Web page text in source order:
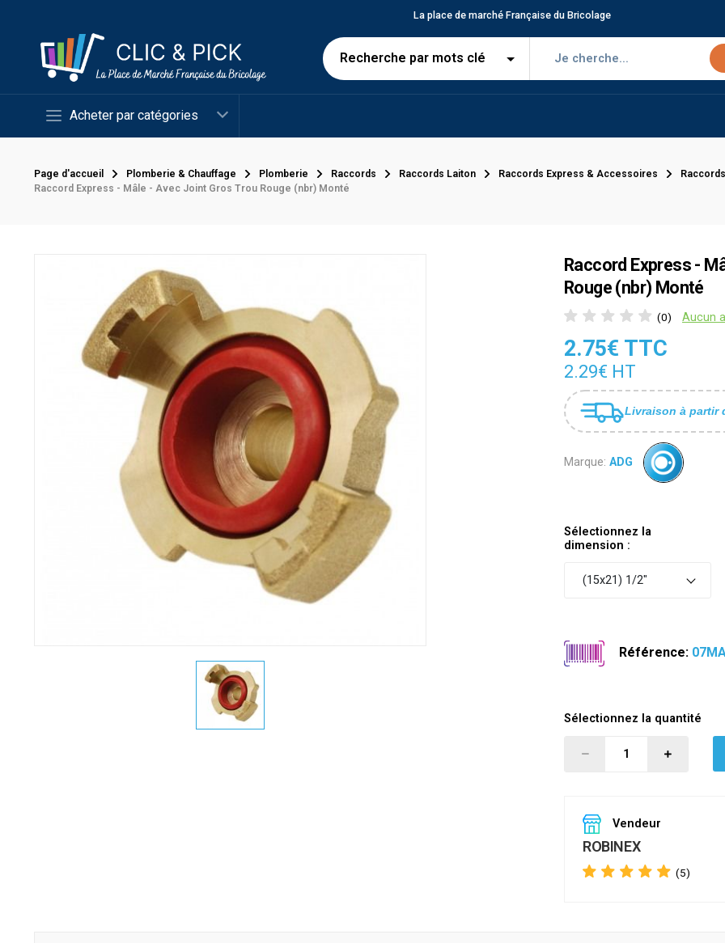
La place de marché Française du Bricolage
Acheter par catégories
Page d'accueil Plomberie & Chauffage Plomberie Raccords Raccords Laiton Raccords Express & Accessoires
Raccord Express - Mâle - Avec Joint Gros Trou Rouge (nbr) Monté
Raccord Express -
Rouge (nbr) Monté
(0) Aucun
2.75€ TTC
2.29€ HT
Livraison à partir
Marque: ADG
Sélectionnez la
dimension :
(15x21) 1/2"
Référence:
Sélectionnez la quantité
Vendeur
ROBINEX
(5)